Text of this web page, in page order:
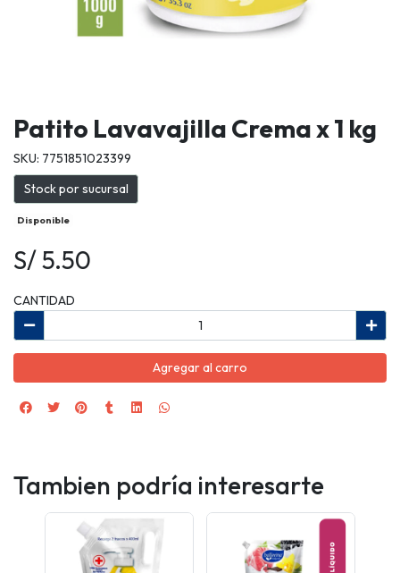
Patito Lavavajilla Crema x 1 kg
SKU: 7751851023399
Stock por sucursal
Disponible
S/ 5.50
CANTIDAD
Agregar al carro
Tambien podría interesarte